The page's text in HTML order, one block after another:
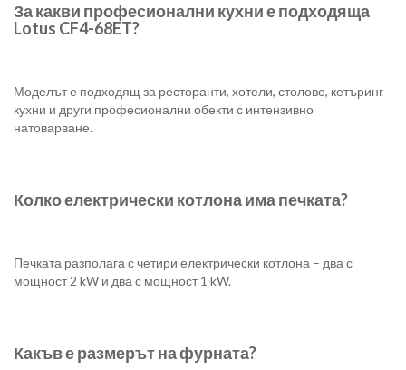
За какви професионални кухни е подходяща
Lotus CF4-68ET?
Моделът е подходящ за ресторанти, хотели, столове, кетъринг
кухни и други професионални обекти с интензивно
натоварване.
Колко електрически котлона има печката?
Печката разполага с четири електрически котлона – два с
мощност 2 kW и два с мощност 1 kW.
Какъв е размерът на фурната?